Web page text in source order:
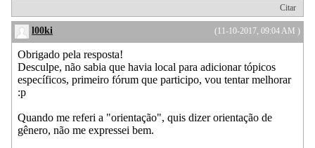
Citar
(11-10-2017, 09:04 AM )
l00ki
Obrigado pela resposta!
Desculpe, não sabia que havia local para adicionar tópicos
específicos, primeiro fórum que participo, vou tentar melhorar
:p
Quando me referi a "orientação", quis dizer orientação de
gênero, não me expressei bem.